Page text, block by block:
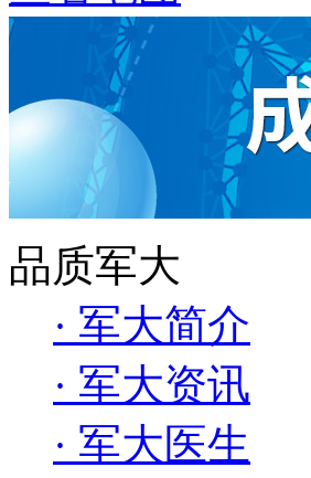
品质军大
· 军大简介
· 军大资讯
· 军大医生